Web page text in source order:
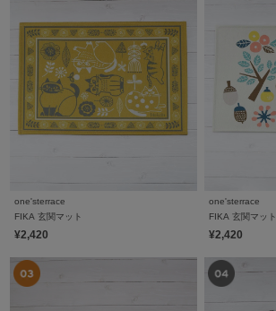
one'sterrace
FIKA 玄関マット
¥2,420
one'sterrace
FIKA 玄関マット
¥2,420